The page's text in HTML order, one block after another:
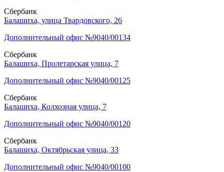
Сбербанк
Балашиха, улица Твардовского, 26
Дополнительный офис №9040/00134
Сбербанк
Балашиха, Пролетарская улица, 7
Дополнительный офис №9040/00125
Сбербанк
Балашиха, Колхозная улица, 7
Дополнительный офис №9040/00120
Сбербанк
Балашиха, Октябрьская улица, 33
Дополнительный офис №9040/00100